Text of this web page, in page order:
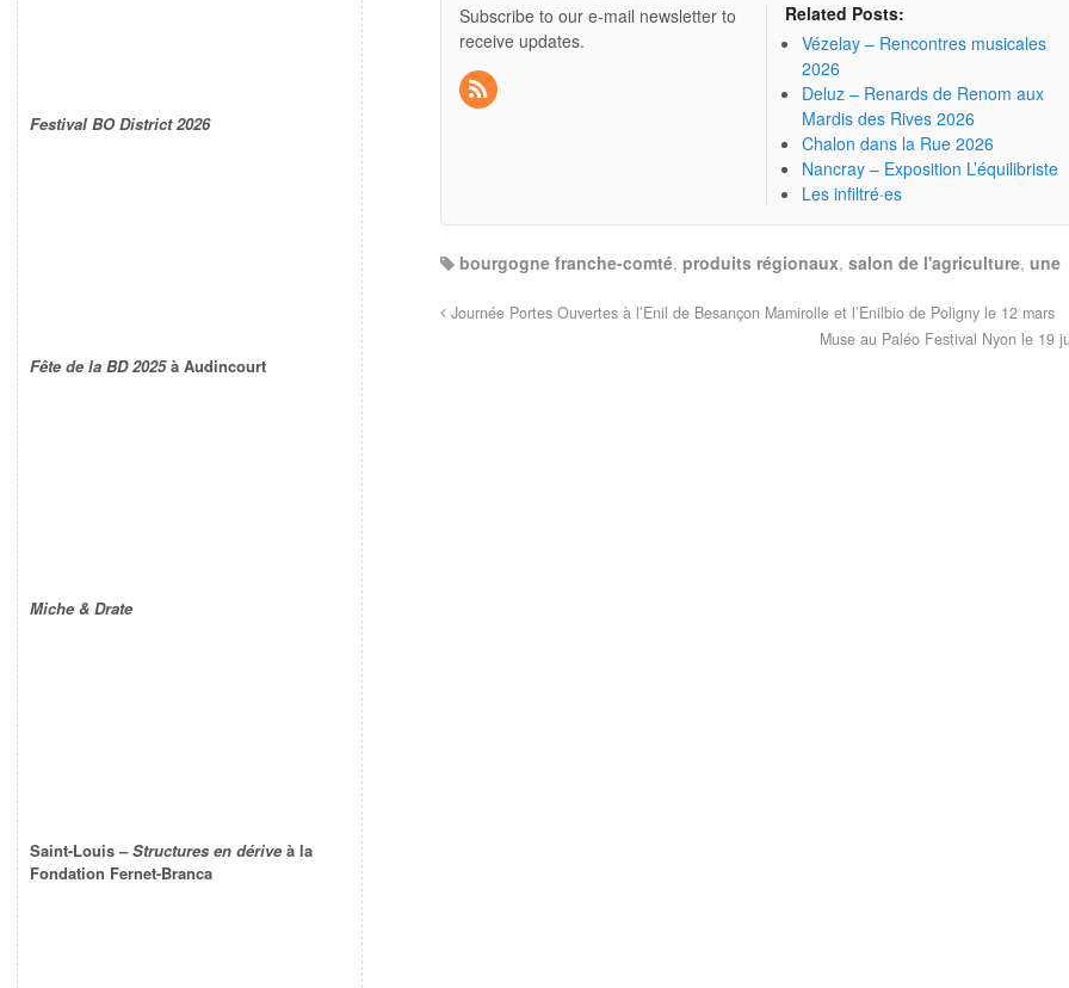
Subscribe to our e-mail newsletter to
receive updates.
Related Posts:
Vézelay – Rencontres musicales
2026
Deluz – Renards de Renom aux
Mardis des Rives 2026
Chalon dans la Rue 2026
Nancray – Exposition L’équilibriste
Les infiltré·es
bourgogne franche-comté,produits régionaux,salon de l'agriculture,une
Journée Portes Ouvertes à l’Enil de Besançon Mamirolle et l’Enilbio de Poligny le 12 mars
Muse au Paléo Festival Nyon le 19
Festival BO District 2026
Fête de la BD 2025à Audincourt
Miche & Drate
Saint-Louis –Structures en dérive à la
Fondation Fernet-Branca